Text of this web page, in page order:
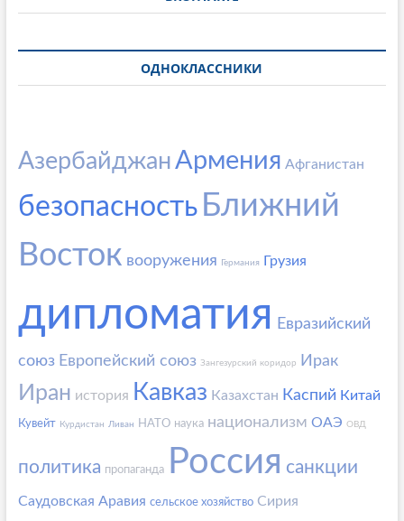
ОДНОКЛАССНИКИ
АзербайджанАрмения Афганистан
безопасность Ближний
Восток вооружения Германия Грузия
дипломатия Евразийский
союз Европейский союз Зангезурский коридор Ирак
Иран история Кавказ Казахстан Каспий Китай
Кувейт Курдистан Ливан НАТО наука национализм ОАЭ ОВД
политика пропаганда Россия санкции
Саудовская Аравия сельское хозяйство Сирия